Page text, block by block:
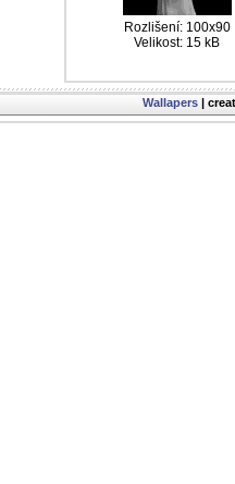
Rozlišení: 100x90
Velikost: 15 kB
Wallapers |